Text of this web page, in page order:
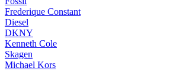
Frederique Constant
Diesel
DKNY
Kenneth Cole
Skagen
Michael Kors